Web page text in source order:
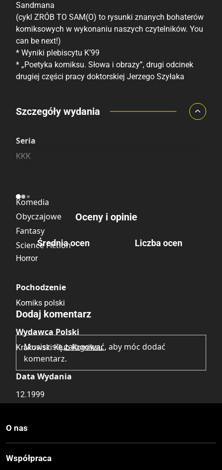
Sandmana
(cykl ZRÓB TO SAM(O) to rysunki znanych bohaterów
komiksowych w wykonaniu naszych czytelników. You
can be next!)
* Wyniki plebiscytu K’99
* „Poetyka komiksu. Słowa i obrazy”, drugi odcinek
drugiej części pracy doktorskiej Jerzego Szyłaka
Porównaj ceny
Szczegóły wydania
Seria
KKK
Komedia
Obyczajowe
Fantasy
Science Fiction
Horror
Pochodzenie
Komiks polski
Wydawca Polski
Krakowski Klub Komiksu
Data Wydania
12.1999
Oceny i opinie
Średnia ocen
Brak głosów
Liczba ocen
Dodaj komentarz
Musisz sięzalogować, aby móc dodać
komentarz.
O nas
Współpraca